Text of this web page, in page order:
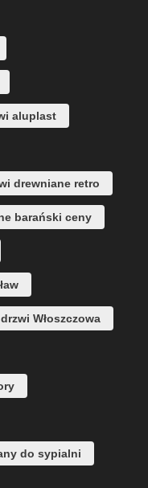
aluplast
drewniane retro
barański ceny
drzwi Włoszczowa
do sypialni